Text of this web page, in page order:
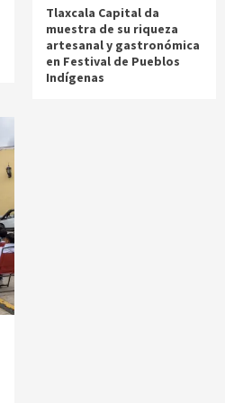
Tlaxcala Capital da
muestra de su riqueza
artesanal y gastronómica
en Festival de Pueblos
Indígenas